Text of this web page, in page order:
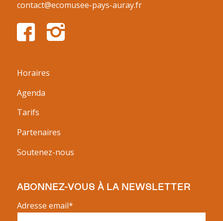
contact@ecomusee-pays-auray.fr
Horaires
Agenda
Tarifs
Partenaires
Soutenez-nous
ABONNEZ-VOUS À LA NEWSLETTER
Adresse email*